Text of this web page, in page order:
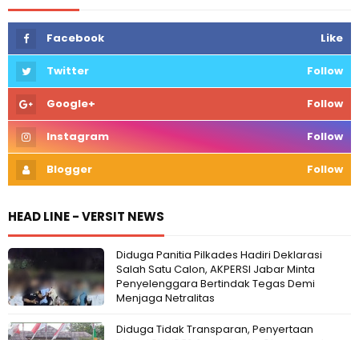
Facebook Like
Twitter Follow
Google+ Follow
Instagram Follow
Blogger Follow
HEAD LINE - VERSIT NEWS
Diduga Panitia Pilkades Hadiri Deklarasi
Salah Satu Calon, AKPERSI Jabar Minta
Penyelenggara Bertindak Tegas Demi
Menjaga Netralitas
Diduga Tidak Transparan, Penyertaan